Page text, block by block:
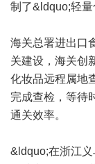
制了&ldquo;轻量
海关总署进出口
关建设，海关创
化妆品远程属地
完成查检，等待
通关效率。
&ldquo;在浙江